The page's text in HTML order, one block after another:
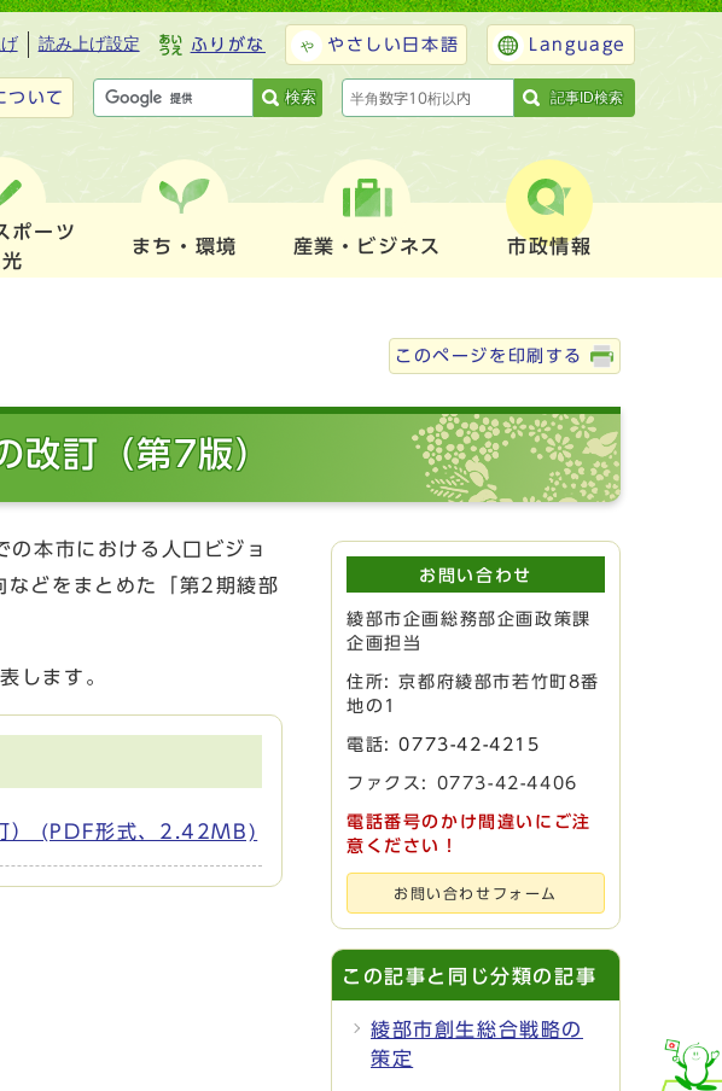
読み上げ設定 ふりがな やさしい日本語 Language
ついて 検索 記事ID検索
ポーツ
まち・環境 産業・ビジネス 市政情報
このページを印刷する
改訂（第7版）
本市における人口ビジョ
どをまとめた「第2期綾部
します。
） (PDF形式、2.42MB)
お問い合わせ
綾部市企画総務部企画政策課
企画担当
住所: 京都府綾部市若竹町8番
地の1
電話:0773-42-4215
ファクス: 0773-42-4406
電話番号のかけ間違いにご注
意ください！
お問い合わせフォーム
この記事と同じ分類の記事
綾部市創生総合戦略の
策定